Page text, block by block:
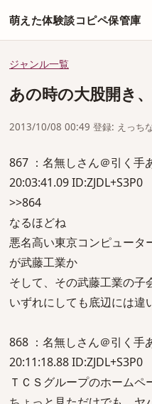
萌えた体験談コピペ保管庫
ジャンル一覧
あの時の大股開き
2013/10/08 00:49 登録: えっち
867 ：名無しさん＠引く手
20:03:41.09 ID:ZJDL+S3P0
>>864
なるほどね
悪名高い東京コンピュータ
が武藤工業か
そして、その武藤工業の子
いずれにしても底辺には違
868 ：名無しさん＠引く手
20:11:18.88 ID:ZJDL+S3P0
ＴＣＳグループのホームペ